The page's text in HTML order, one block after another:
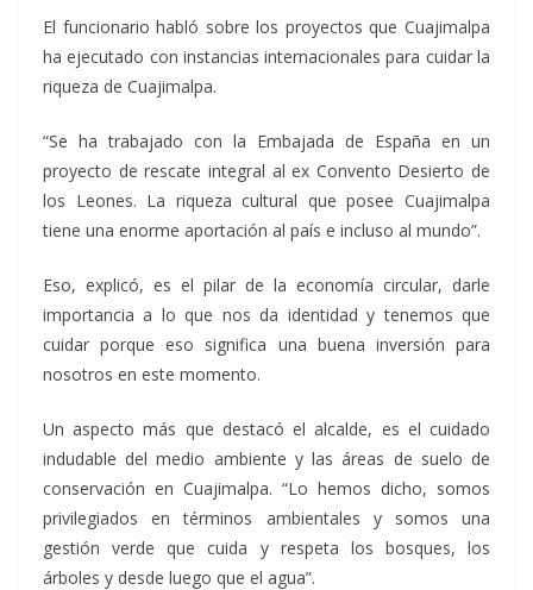
El funcionario habló sobre los proyectos que Cuajimalpa
ha ejecutado con instancias internacionales para cuidar la
riqueza de Cuajimalpa.
“Se ha trabajado con la Embajada de España en un
proyecto de rescate integral al ex Convento Desierto de
los Leones. La riqueza cultural que posee Cuajimalpa
tiene una enorme aportación al país e incluso al mundo”.
Eso, explicó, es el pilar de la economía circular, darle
importancia a lo que nos da identidad y tenemos que
cuidar porque eso significa una buena inversión para
nosotros en este momento.
Un aspecto más que destacó el alcalde, es el cuidado
indudable del medio ambiente y las áreas de suelo de
conservación en Cuajimalpa. “Lo hemos dicho, somos
privilegiados en términos ambientales y somos una
gestión verde que cuida y respeta los bosques, los
árboles y desde luego que el agua”.